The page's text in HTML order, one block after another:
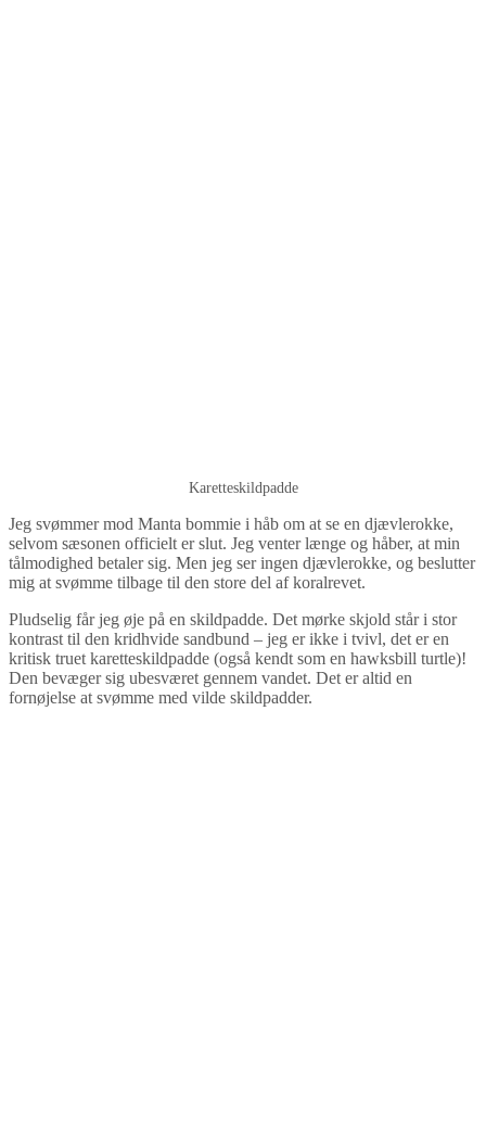
Karetteskildpadde
Jeg svømmer mod Manta bommie i håb om at se en djævlerokke,
selvom sæsonen officielt er slut. Jeg venter længe og håber, at min
tålmodighed betaler sig. Men jeg ser ingen djævlerokke, og beslutter
mig at svømme tilbage til den store del af koralrevet.
Pludselig får jeg øje på en skildpadde. Det mørke skjold står i stor
kontrast til den kridhvide sandbund – jeg er ikke i tvivl, det er en
kritisk truet karetteskildpadde (også kendt som en hawksbill turtle)!
Den bevæger sig ubesværet gennem vandet. Det er altid en
fornøjelse at svømme med vilde skildpadder.